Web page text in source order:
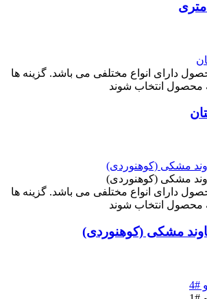
دارای انواع مختلفی می باشد. گزینه ها
انتخاب شوند
دارای انواع مختلفی می باشد. گزینه ها
انتخاب شوند
مشکی (کوهنوردی)